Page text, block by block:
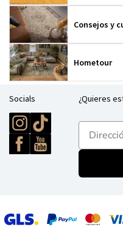
Consejos y
Hometour
Socials ¿Quieres
E-